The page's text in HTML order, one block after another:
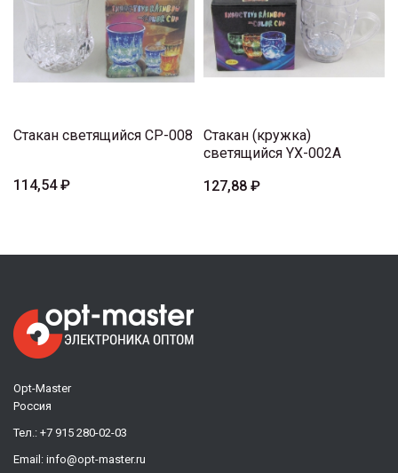
Стакан светящийся CP-008
114,54 ₽
Стакан (кружка)
светящийся YX-002A
127,88 ₽
Opt-Master
Россия
Тел.: +7 915 280-02-03
Email: info@opt-master.ru